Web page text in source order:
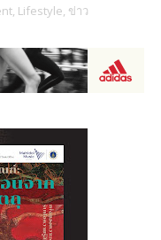
Lifestyle, ข่าว